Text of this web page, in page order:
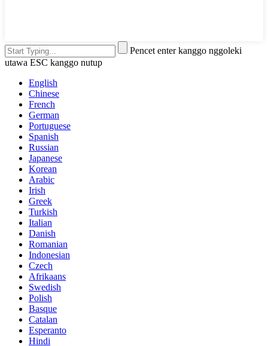
Pencet enter kanggo nggoleki
utawa ESC kanggo nutup
English
Chinese
French
German
Portuguese
Spanish
Russian
Japanese
Korean
Arabic
Irish
Greek
Turkish
Italian
Danish
Romanian
Indonesian
Czech
Afrikaans
Swedish
Polish
Basque
Catalan
Esperanto
Hindi